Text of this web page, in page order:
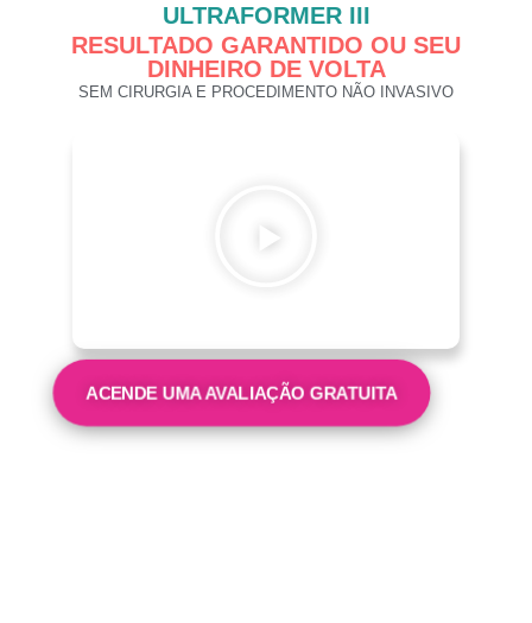
ULTRAFORMER III
RESULTADO GARANTIDO OU SEU
DINHEIRO DE VOLTA
SEM CIRURGIA E PROCEDIMENTO NÃO INVASIVO
ACENDE UMA AVALIAÇÃO GRATUITA